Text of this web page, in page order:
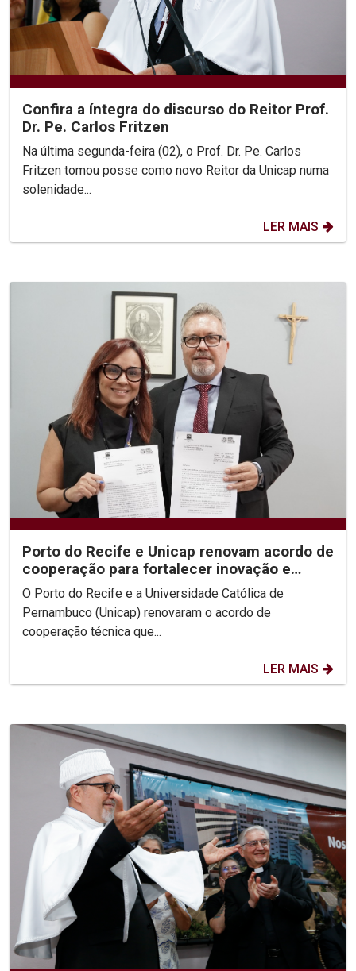
Confira a íntegra do discurso do Reitor Prof.
Dr. Pe. Carlos Fritzen
Na última segunda-feira (02), o Prof. Dr. Pe. Carlos
Fritzen tomou posse como novo Reitor da Unicap numa
solenidade...
LER MAIS
Porto do Recife e Unicap renovam acordo de
cooperação para fortalecer inovação e
formação acadêmica
O Porto do Recife e a Universidade Católica de
Pernambuco (Unicap) renovaram o acordo de
cooperação técnica que...
LER MAIS